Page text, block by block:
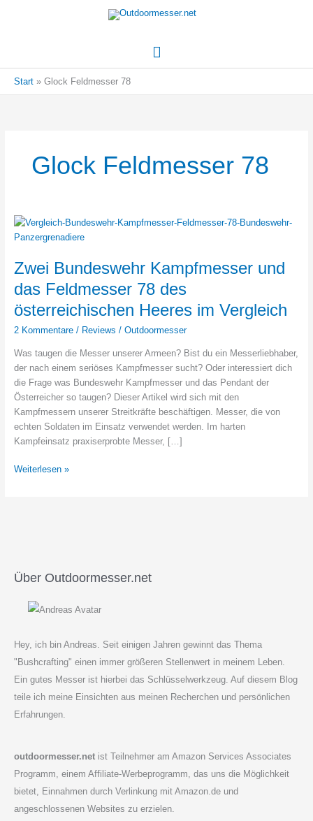
Hauptmenü
Start Glock Feldmesser 78
Glock Feldmesser 78
Zwei Bundeswehr Kampfmesser und
das Feldmesser 78 des
österreichischen Heeres im Vergleich
2 Kommentare / Reviews / Outdoormesser
Was taugen die Messer unserer Armeen? Bist du ein Messerliebhaber,
der nach einem seriöses Kampfmesser sucht? Oder interessiert dich
die Frage was Bundeswehr Kampfmesser und das Pendant der
Österreicher so taugen? Dieser Artikel wird sich mit den
Kampfmessern unserer Streitkräfte beschäftigen. Messer, die von
echten Soldaten im Einsatz verwendet werden. Im harten
Kampfeinsatz praxiserprobte Messer, […]
Zwei
des
Heeres
Weiterlesen »
Über Outdoormesser.net
Hey, ich bin Andreas. Seit einigen Jahren gewinnt das Thema
"Bushcrafting" einen immer größeren Stellenwert in meinem Leben.
Ein gutes Messer ist hierbei das Schlüsselwerkzeug. Auf diesem Blog
teile ich meine Einsichten aus meinen Recherchen und persönlichen
Erfahrungen.
outdoormesser.netist Teilnehmer am Amazon Services Associates
Programm, einem Affiliate-Werbeprogramm, das uns die Möglichkeit
bietet, Einnahmen durch Verlinkung mit Amazon.de und
angeschlossenen Websites zu erzielen.